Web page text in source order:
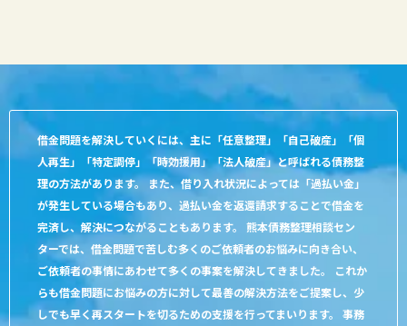
借金問題を解決していくには、主に「任意整理」「自己破産」「個
人再生」「特定調停」「時効援用」「法人破産」と呼ばれる債務整
理の方法があります。 また、借り入れ状況によっては「過払い金」
が発生している場合もあり、過払い金を返還請求することで借金を
完済し、解決につながることもあります。 熊本債務整理相談セン
ターでは、借金問題で苦しむ多くのご依頼者のお悩みに向き合い、
ご依頼者の事情にあわせて多くの事案を解決してきました。 これか
らも借金問題にお悩みの方に対して最善の解決方法をご提案し、少
しでも早く再スタートを切るための支援を行ってまいります。 事務